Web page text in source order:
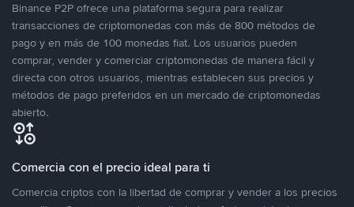
Binance P2P ofrece una plataforma segura para realizar
transacciones de criptomonedas con más de 800 métodos de
pago y en más de 100 monedas fiat. Los usuarios pueden
comprar, vender y comerciar criptomonedas de manera fácil y
directa con otros usuarios, mientras establecen sus precios y
métodos de pago preferidos en un mercado de criptomonedas
abierto.
Comercia con el precio ideal para ti
Comercia criptos con la libertad de comprar y vender a los precios